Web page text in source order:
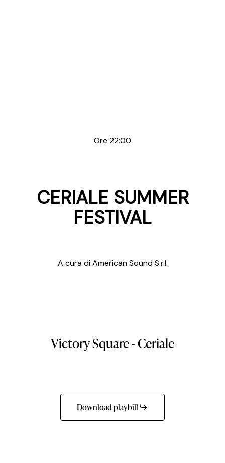
Ore 22:00
CERIALE SUMMER
FESTIVAL
A cura di American Sound S.r.l.
VictorySquare-Ceriale
Download playbill